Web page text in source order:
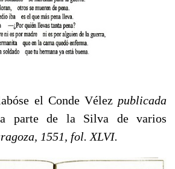
el Conde Vélez publicada
parte de la Silva de varios
1551, fol. XLVI.